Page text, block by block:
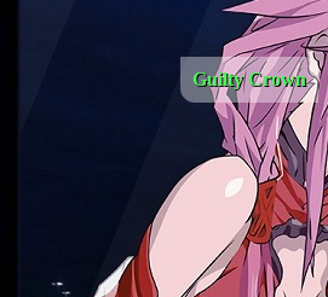
Guilty Crown